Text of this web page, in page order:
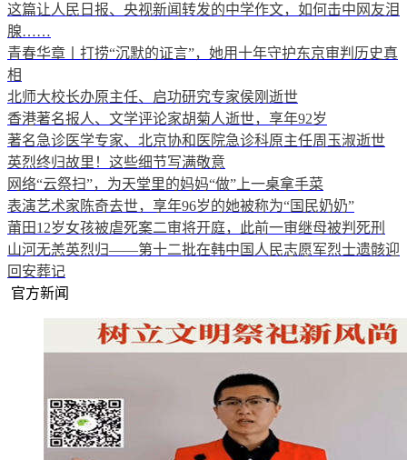
这篇让人民日报、央视新闻转发的中学作文，如何击中网友泪
腺……
青春华章丨打捞“沉默的证言”，她用十年守护东京审判历史真
相
北师大校长办原主任、启功研究专家侯刚逝世
香港著名报人、文学评论家胡菊人逝世，享年92岁
著名急诊医学专家、北京协和医院急诊科原主任周玉淑逝世
英烈终归故里！这些细节写满敬意
网络“云祭扫”，为天堂里的妈妈“做”上一桌拿手菜
表演艺术家陈奇去世，享年96岁的她被称为“国民奶奶”
莆田12岁女孩被虐死案二审将开庭，此前一审继母被判死刑
山河无恙英烈归——第十二批在韩中国人民志愿军烈士遗骸迎
回安葬记
官方新闻